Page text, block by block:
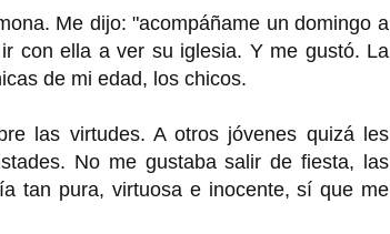
Me dijo: "acompáñame un domingo a
con ella a ver su iglesia. Y me gustó. La
de mi edad, los chicos.
las virtudes. A otros jóvenes quizá les
No me gustaba salir de fiesta, las
tan pura, virtuosa e inocente, sí que me